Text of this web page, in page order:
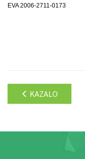
EVA 2006-2711-0173
KAZALO